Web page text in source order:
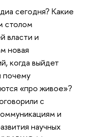
сегодня? Какие
столом
власти и
новая
когда выйдет
почему
«про живое»?
с
и
научных